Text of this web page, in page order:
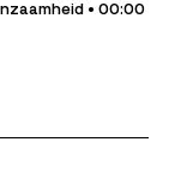
• 00:00